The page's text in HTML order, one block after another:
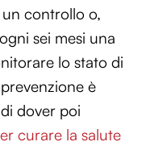
un controllo o,
sei mesi una
lo stato di
è
dover poi
curare la salute